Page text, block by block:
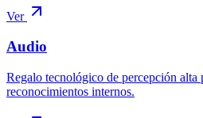
Ver
Audio
Regalo tecnológico de percepción alta
reconocimientos internos.